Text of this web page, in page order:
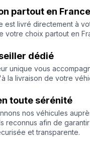
partout en France
est livré directement à
votre choix partout en
dédié
unique vous
la livraison de votre
toute sérénité
nos véhicules
reconnus afin de
et transparente.